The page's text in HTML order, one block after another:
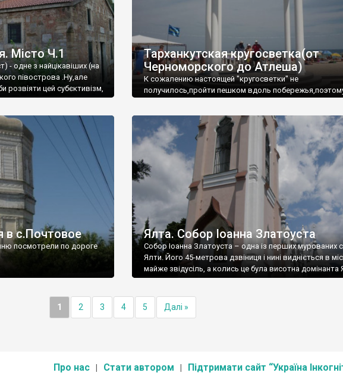
Місто Ч.1
- одне з найцікавіших (на
півострова .Ну,але
цей субєктивізм,
Тарханкутская кругосветка(от
Черноморского до Атлеша)
К сожалению настоящей "кругосветки" не
получилось,пройти пешком вдоль
в с.Почтовое
посмотрели по дороге
Ялта. Собор Іоанна Златоуста
Собор Іоанна Златоуста – одна із перших мурованих
Ялти. Його 45-метрова дзвіниця і нині видніється в
майже звідусіль, а колись це була висотна домінанта
1 2 3 4 5 Далі »
Про нас Стати автором Підтримати сайт “Україна